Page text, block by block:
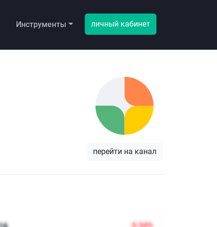
Инструменты личный кабинет
перейти на канал